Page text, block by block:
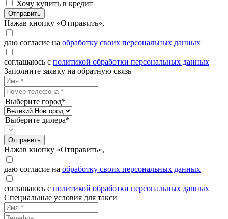
Хочу купить в кредит
Отправить
Нажав кнопку «Отправить»,
даю согласие на обработку своих персональных данных
соглашаюсь с политикой обработки персональных данных
Заполните заявку на обратную связь
Выберите город*
Выберите дилера*
Отправить
Нажав кнопку «Отправить»,
даю согласие на обработку своих персональных данных
соглашаюсь с политикой обработки персональных данных
Специальные условия для такси